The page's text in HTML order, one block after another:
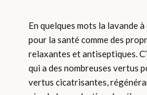
En quelques mots la lavande
pour la santé comme des
relaxantes et antiseptiques.
qui a des nombreuses vertus
vertus cicatrisantes,